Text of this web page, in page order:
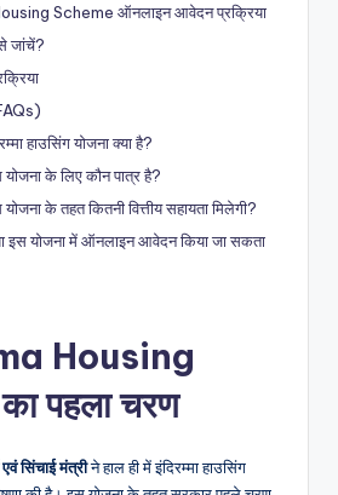
Scheme ऑनलाइन आवेदन प्रक्रिया
जांचें?
हाउसिंग योजना क्या है?
के लिए कौन पात्र है?
के तहत कितनी वित्तीय सहायता मिलेगी?
इस योजना में ऑनलाइन आवेदन किया जा सकता
Housing
पहला चरण
सिंचाई मंत्रीने हाल ही में इंदिरम्मा हाउसिंग